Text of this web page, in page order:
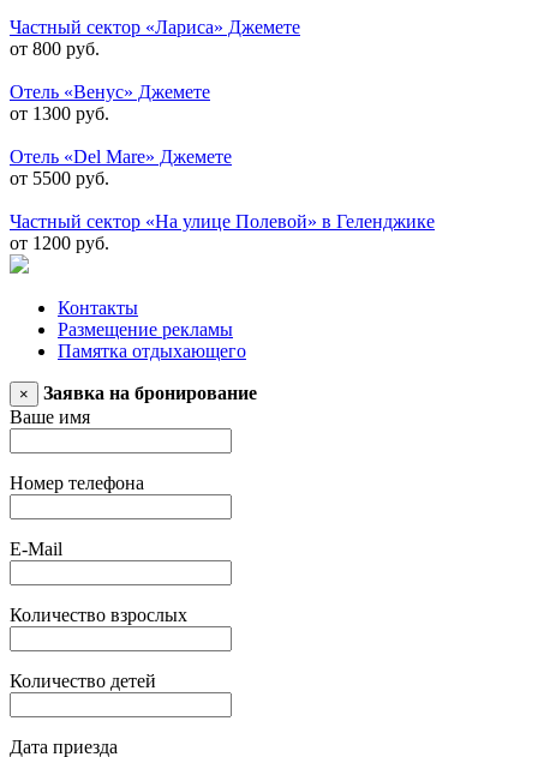
Частный сектор «Лариса» Джемете
от 800 руб.
Отель «Венус» Джемете
от 1300 руб.
Отель «Del Mare» Джемете
от 5500 руб.
Частный сектор «На улице Полевой» в Геленджике
от 1200 руб.
Контакты
Размещение рекламы
Памятка отдыхающего
×
Заявка на бронирование
Ваше имя
Номер телефона
E-Mail
Количество взрослых
Количество детей
Дата приезда